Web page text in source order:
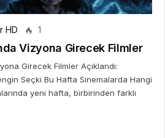
HD 1
Vizyona Girecek Filmler
Girecek Filmler Açıklandı:
Seçki Bu Hafta Sinemalarda Hangi
yeni hafta, birbirinden farklı